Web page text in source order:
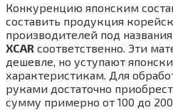
Конкуренцию японским
составить продукция
производителей под
XCAR соответственно. Эти
дешевле, но уступают
характеристикам. Для
руками достаточно
сумму примерно от 100 до